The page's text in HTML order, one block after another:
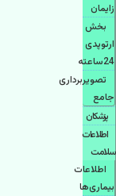
زایمان
بخش
ارتوپدی
24ساعته
تصویربرداری
جامع
پزشكان
اطلاعات
سلامت
اطلاعات
بیماری‌ها